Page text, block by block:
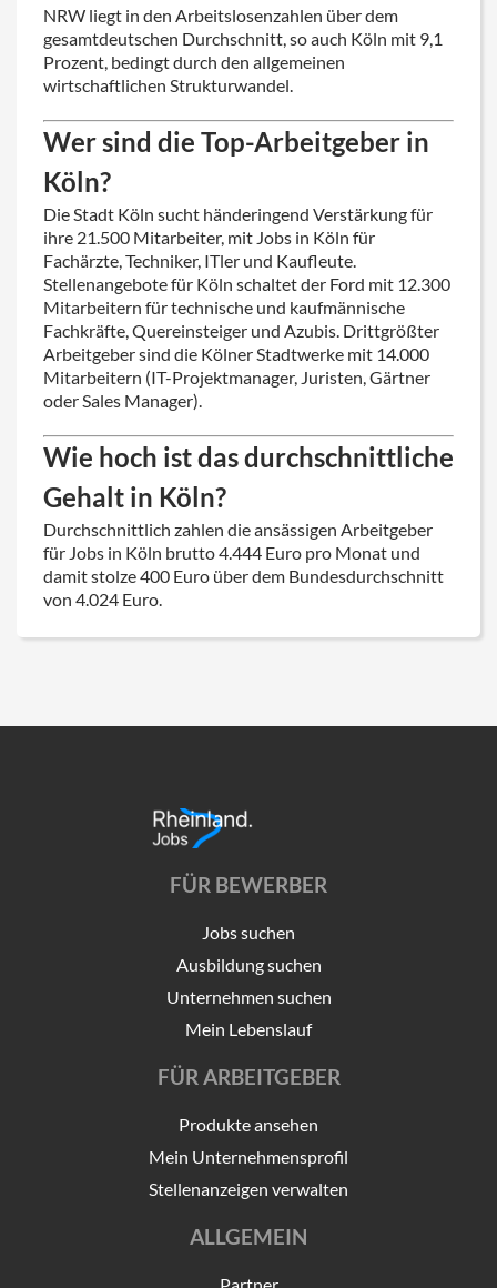
NRW liegt in den Arbeitslosenzahlen über dem
gesamtdeutschen Durchschnitt, so auch Köln mit 9,1
Prozent, bedingt durch den allgemeinen
wirtschaftlichen Strukturwandel.
Wer sind die Top-Arbeitgeber in
Köln?
Die Stadt Köln sucht händeringend Verstärkung für
ihre 21.500 Mitarbeiter, mit Jobs in Köln für
Fachärzte, Techniker, ITler und Kaufleute.
Stellenangebote für Köln schaltet der Ford mit 12.300
Mitarbeitern für technische und kaufmännische
Fachkräfte, Quereinsteiger und Azubis. Drittgrößter
Arbeitgeber sind die Kölner Stadtwerke mit 14.000
Mitarbeitern (IT-Projektmanager, Juristen, Gärtner
oder Sales Manager).
Wie hoch ist das durchschnittliche
Gehalt in Köln?
Durchschnittlich zahlen die ansässigen Arbeitgeber
für Jobs in Köln brutto 4.444 Euro pro Monat und
damit stolze 400 Euro über dem Bundesdurchschnitt
von 4.024 Euro.
FÜR BEWERBER
Jobs suchen
Ausbildung suchen
Unternehmen suchen
Mein Lebenslauf
FÜR ARBEITGEBER
Produkte ansehen
Mein Unternehmensprofil
Stellenanzeigen verwalten
ALLGEMEIN
Partner